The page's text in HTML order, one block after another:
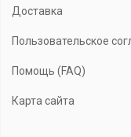
Доставка
Пользовательское
Помощь (FAQ)
Карта сайта